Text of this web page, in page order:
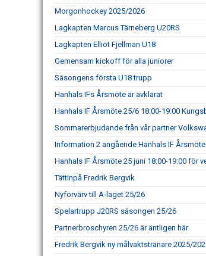
Morgonhockey 2025/2026
Lagkapten Marcus Tärneberg U20RS
Lagkapten Elliot Fjellman U18
Gemensam kickoff för alla juniorer
Säsongens första U18 trupp
Hanhals IFs Årsmöte är avklarat
Hanhals IF Årsmöte 25/6 18:00-19:00
Sommarerbjudande från vår partner
Information 2 angående Hanhals IF
Hanhals IF Årsmöte 25 juni 18:00-19:00 för
Tättinpå Fredrik Bergvik
Nyförvärv till A-laget 25/26
Spelartrupp J20RS säsongen 25/26
Partnerbroschyren 25/26 är äntligen här
Fredrik Bergvik ny målvaktstränare 2025/